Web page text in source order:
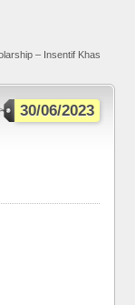
– Insentif Khas
30/06/2023